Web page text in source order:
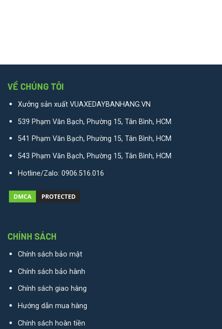
VỀ CHÚNG TÔI
Xưởng sản xuất VUAXEDAYBANHANG.VN
539 Phạm Văn Bạch, Phường 15, Tân Bình, HCM
541 Phạm Văn Bạch, Phường 15, Tân Bình, HCM
543 Phạm Văn Bạch, Phường 15, Tân Bình, HCM
Hotline/Zalo: 0906.516.016
CHÍNH SÁCH
Chính sách bảo mật
Chính sách bảo hành
Chính sách giao hàng
Hướng dẫn mua hàng
Chính sách hoàn tiền